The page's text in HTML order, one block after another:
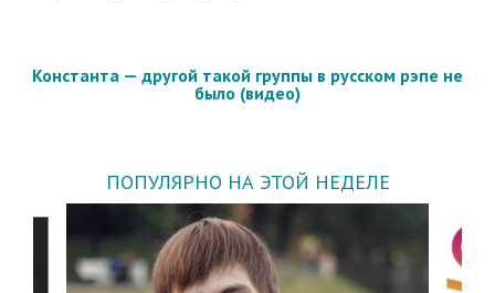
Константа — другой такой группы в русском рэпе не
было (видео)
ПОПУЛЯРНО НА ЭТОЙ НЕДЕЛЕ